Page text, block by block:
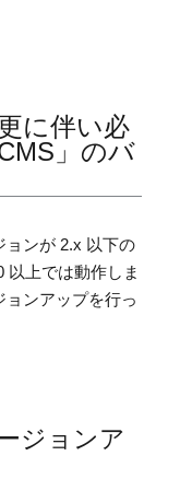
に伴い必
」のバ
ョンが 2.x 以下の
以上では動作しま
ンアップを行っ
ジョンア